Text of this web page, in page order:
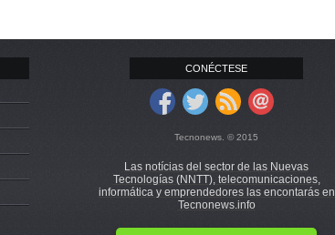
CONÉCTESE
Tecnonews. © 2015
Las notícias del sector de las Nuevas
Tecnologías (NNTT), telecomunicaciones,
informática y emprendedores las encontarás en
Tecnonews.info